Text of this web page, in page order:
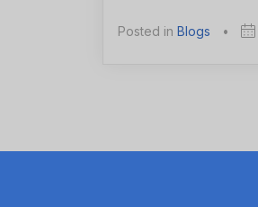
Posted in Blogs •